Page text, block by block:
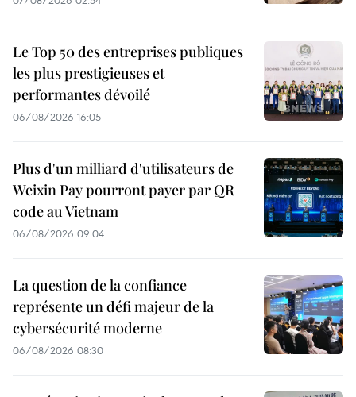
Le Top 50 des entreprises publiques
les plus prestigieuses et
performantes dévoilé
06/08/2026 16:05
Plus d'un milliard d'utilisateurs de
Weixin Pay pourront payer par QR
code au Vietnam
06/08/2026 09:04
La question de la confiance
représente un défi majeur de la
cybersécurité moderne
06/08/2026 08:30